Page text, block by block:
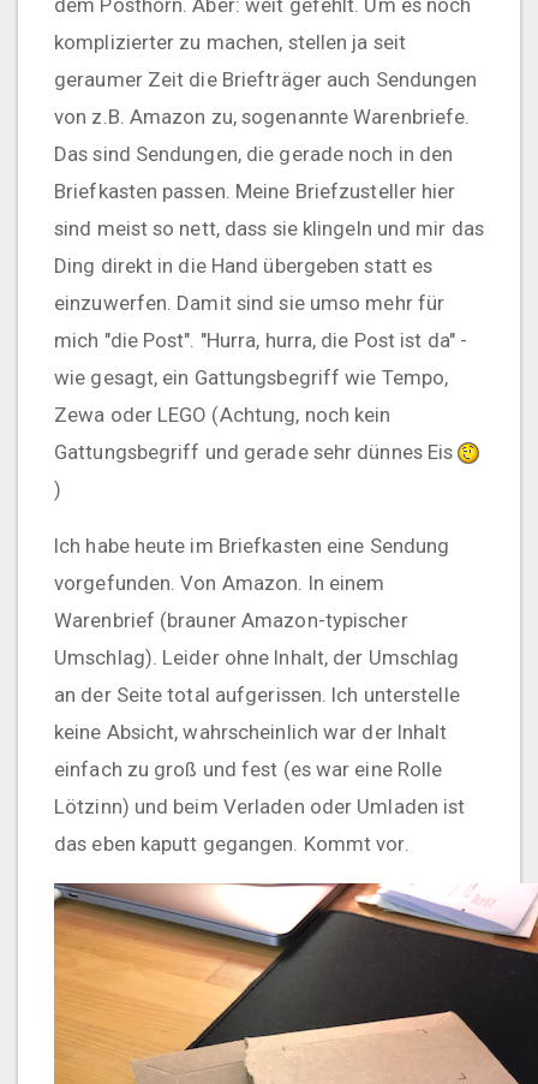
komplizierter zu machen, stellen ja seit
geraumer Zeit die Briefträger auch Sendungen
von z.B. Amazon zu, sogenannte Warenbriefe.
Das sind Sendungen, die gerade noch in den
Briefkasten passen. Meine Briefzusteller hier
sind meist so nett, dass sie klingeln und mir das
Ding direkt in die Hand übergeben statt es
einzuwerfen. Damit sind sie umso mehr für
mich "die Post". "Hurra, hurra, die Post ist da" -
wie gesagt, ein Gattungsbegriff wie Tempo,
Zewa oder LEGO (Achtung, noch kein
Gattungsbegriff und gerade sehr dünnes Eis
)
Ich habe heute im Briefkasten eine Sendung
vorgefunden. Von Amazon. In einem
Warenbrief (brauner Amazon-typischer
Umschlag). Leider ohne Inhalt, der Umschlag
an der Seite total aufgerissen. Ich unterstelle
keine Absicht, wahrscheinlich war der Inhalt
einfach zu groß und fest (es war eine Rolle
Lötzinn) und beim Verladen oder Umladen ist
das eben kaputt gegangen. Kommt vor.